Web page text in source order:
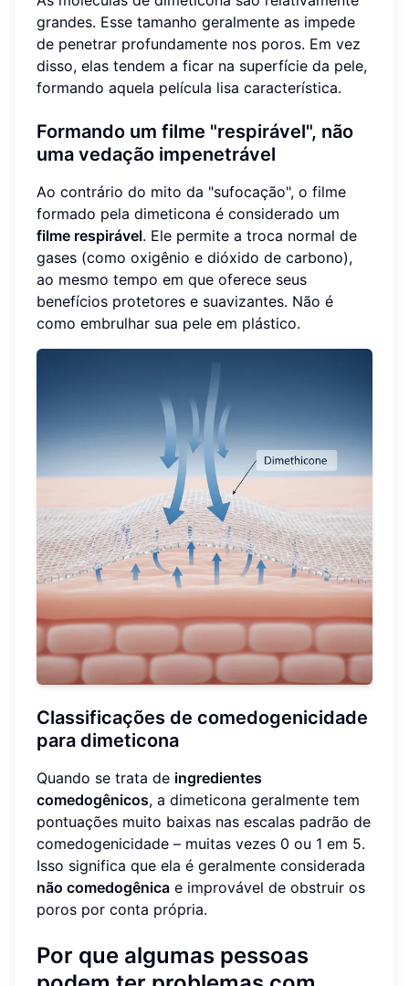
grandes. Esse tamanho geralmente as impede
de penetrar profundamente nos poros. Em vez
disso, elas tendem a ficar na superfície da pele,
formando aquela película lisa característica.
Formando um filme "respirável", não
uma vedação impenetrável
Ao contrário do mito da "sufocação", o filme
formado pela dimeticona é considerado um
filme respirável. Ele permite a troca normal de
gases (como oxigênio e dióxido de carbono),
ao mesmo tempo em que oferece seus
benefícios protetores e suavizantes. Não é
como embrulhar sua pele em plástico.
Classificações de comedogenicidade
para dimeticona
Quando se trata de ingredientes
comedogênicos, a dimeticona geralmente tem
pontuações muito baixas nas escalas padrão de
comedogenicidade – muitas vezes 0 ou 1 em 5.
Isso significa que ela é geralmente considerada
não comedogênica e improvável de obstruir os
poros por conta própria.
Por que algumas pessoas